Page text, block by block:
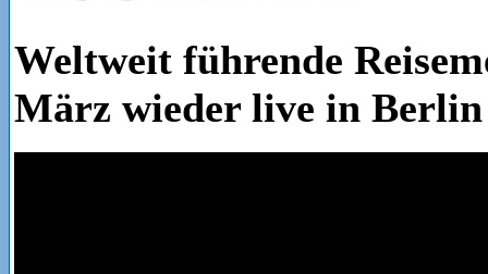
Weltweit führende
März wieder live in Berlin